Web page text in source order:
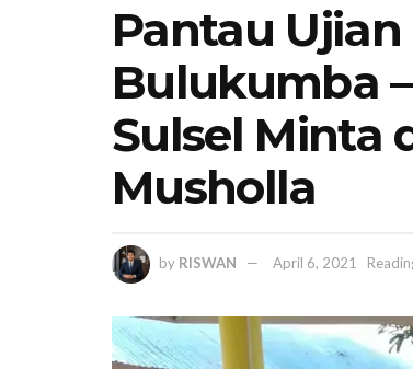
Pantau Ujian
Bulukumba
Sulsel Minta
Musholla
by RISWAN April 6, 2021